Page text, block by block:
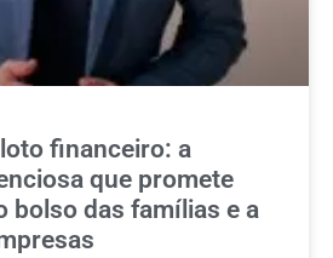
financeiro: a
que promete
bolso das famílias e a